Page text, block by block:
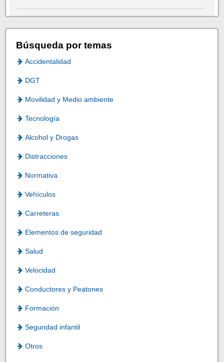
Búsqueda por temas
Accidentalidad
DGT
Movilidad y Medio ambiente
Tecnología
Alcohol y Drogas
Distracciones
Normativa
Vehículos
Carreteras
Elementos de seguridad
Salud
Velocidad
Conductores y Peatones
Formación
Seguridad infantil
Otros